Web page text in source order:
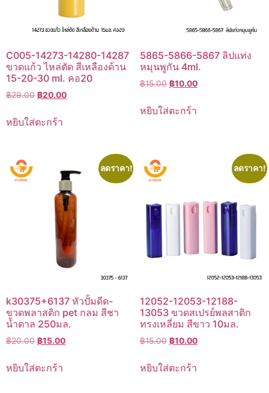
C005-14273-14280-14287
ขวดแก้ว ไหล่ตัด สีเหลืองด้าน
15-20-30 ml. คอ20
฿29.00 Original
was:
฿20.00Current
หยิบใส่ตะกร้า
5865-5866-5867 ลิปแท่ง
หมุนพูกัน 4ml.
฿15.00 Original
was:
฿10.00Current
หยิบใส่ตะกร้า
ลดราคา!
k30375+6137 หัวปั้มดีด-
ขวดพลาสติก pet กลม สีชา
น้ำตาล 250มล.
฿20.00 Original
was:
฿15.00Current
หยิบใส่ตะกร้า
ลดราคา!
12052-12053-12188-
13053 ขวดสเปรย์พลสาติก
ทรงเหลี่ยม สีขาว 10มล.
฿15.00 Original
was:
฿10.00Current
หยิบใส่ตะกร้า